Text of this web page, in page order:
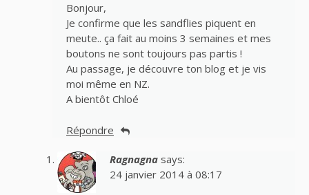
Bonjour,
Je confirme que les sandflies piquent en
meute.. ça fait au moins 3 semaines et mes
boutons ne sont toujours pas partis !
Au passage, je découvre ton blog et je vis
moi même en NZ.
A bientôt Chloé
Répondre
Ragnagna says:
24 janvier 2014 à 08:17